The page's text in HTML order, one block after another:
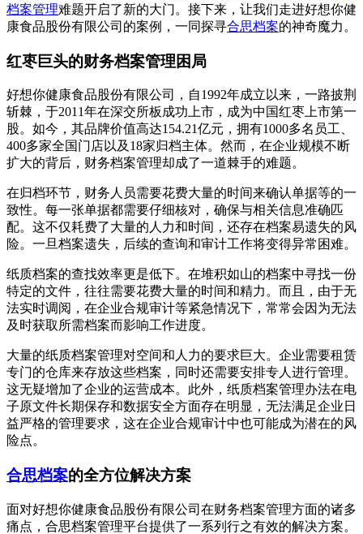
档案管理难题开启了新的大门。接下来，让我们走进好想你健
康食品股份有限公司的案例，一同探寻合思档案的神奇魔力。
红枣巨头的财务档案管理困局
好想你健康食品股份有限公司，自1992年成立以来，一路披荆
斩棘，于2011年在深交所板成功上市，成为中国红枣上市第一
股。如今，其品牌价值高达154.21亿元，拥有1000多名员工、
400多家全国门店以及18家归档主体。然而，在企业规模不断
扩大的背后，财务档案管理却成了一道棘手的难题。
在归档环节，财务人员需要花费大量的时间来确认单据等的一
致性。每一张单据都需要仔细核对，确保与相关信息准确匹
配。这不仅耗费了大量的人力和时间，还存在档案易遗失的风
险。一旦档案遗失，后续的查询和审计工作将变得异常困难。
纸质档案的查找效率更是低下。在堆积如山的档案中寻找一份
特定的文件，往往需要花费大量的时间和精力。而且，由于无
法实时调阅，在企业合规审计等紧急情况下，常常会因为无法
及时获取所需档案而影响工作进度。
大量的纸质档案管理对空间和人力的要求巨大。企业需要租赁
专门的仓库来存放这些档案，同时还需要安排专人进行管理。
这无疑增加了企业的运营成本。此外，纸质档案管理办法在电
子原文件长期保存和数据安全方面存在明显，无法满足企业日
益严格的管理要求，这在企业合规审计中也可能成为潜在的风
险点。
合思档案的全方位解决方案
面对好想你健康食品股份有限公司在财务档案管理方面的诸多
痛点，合思档案管理平台提供了一系列行之有效的解决方案。